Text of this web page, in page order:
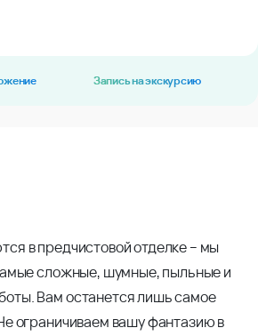
Запись на экскурсию
в предчистовой отделке – мы
сложные, шумные, пыльные и
Вам останется лишь самое
ограничиваем вашу фантазию в